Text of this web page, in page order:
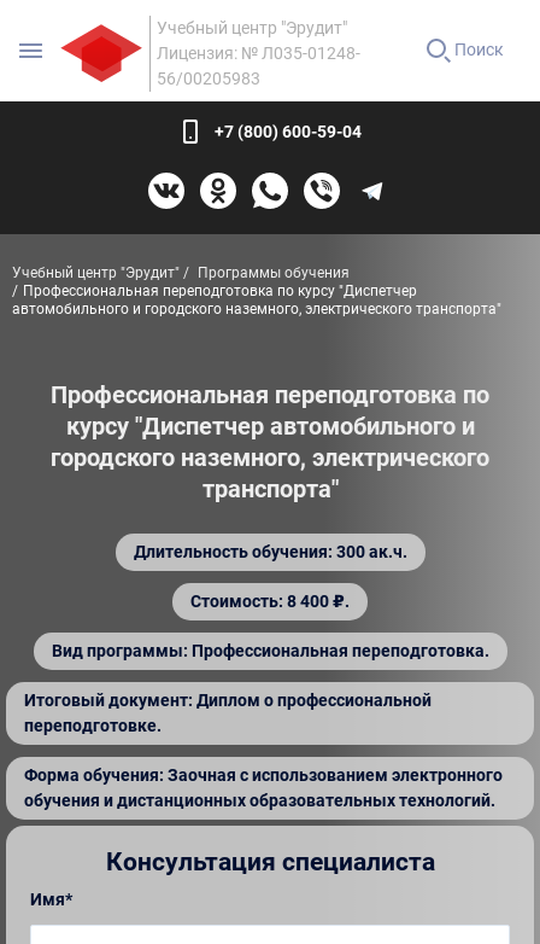
Учебный центр "Эрудит"
Лицензия: № Л035-01248-
56/00205983
Поиск
+7 (800) 600-59-04
Учебный центр "Эрудит"
Программы обучения
Профессиональная переподготовка по курсу "Диспетчер
автомобильного и городского наземного, электрического транспорта"
Профессиональная переподготовка по
курсу "Диспетчер автомобильного и
городского наземного, электрического
транспорта"
Длительность обучения: 300 ак.ч.
Стоимость: 8 400 ₽.
Вид программы: Профессиональная переподготовка.
Итоговый документ: Диплом о профессиональной
переподготовке.
Форма обучения: Заочная с использованием электронного
обучения и дистанционных образовательных технологий.
Консультация специалиста
Имя*